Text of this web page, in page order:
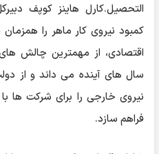
التحصیل.کارل هاینز کوپف
کمبود نیروی کار ماهر را
اقتصادی، از مهمترین چالش
سال های آینده می داند و از
نیروی خارجی را برای شرکت ها
فراهم سازد.